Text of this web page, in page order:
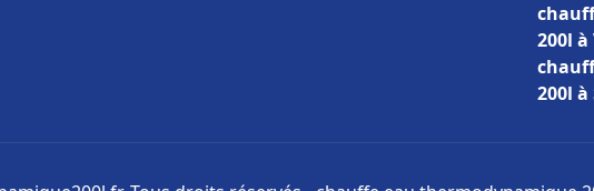
200l à
200l à